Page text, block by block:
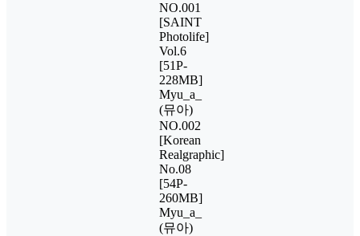
NO.001
[SAINT
Photolife]
Vol.6
[51P-
228MB]
Myu_a_
(뮤아)
NO.002
[Korean
Realgraphic]
No.08
[54P-
260MB]
Myu_a_
(뮤아)